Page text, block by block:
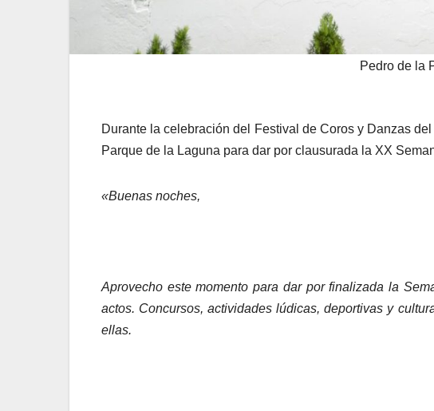
Pedro de la
Durante la celebración del Festival de Coros y Danzas
Parque de la Laguna para dar por clausurada la XX
«Buenas noches,
Aprovecho este momento para dar por finalizada la
actos. Concursos, actividades lúdicas, deportivas y
ellas.